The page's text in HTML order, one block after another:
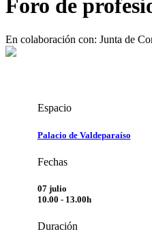
Foro de
En colaboración con: Junta de
Espacio
Palacio de Valdeparaíso
Fechas
07 julio
10.00 - 13.00h
Duración